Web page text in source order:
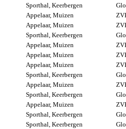
Sporthal, Keerbergen
Appelaar, Muizen
Appelaar, Muizen
Sporthal, Keerbergen
Appelaar, Muizen
Appelaar, Muizen
Appelaar, Muizen
Sporthal, Keerbergen
Appelaar, Muizen
Sporthal, Keerbergen
Appelaar, Muizen
Sporthal, Keerbergen
Sporthal, Keerbergen